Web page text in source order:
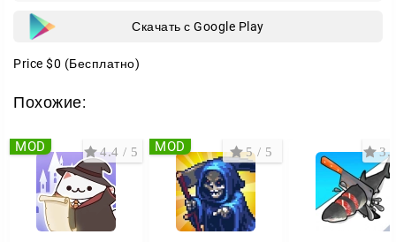
Скачать с Google Play
Price $0 (Бесплатно)
Похожие:
4.4 / 5
MOD 5 / 5
MOD